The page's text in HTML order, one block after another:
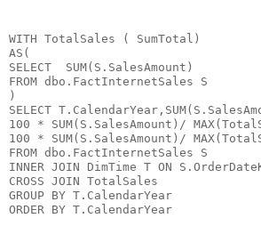
WITH TotalSales ( SumTotal)
AS(
SELECT  SUM(S.SalesAmount)
FROM dbo.FactInternetSales S
)
SELECT
100 * SUM(S.SalesAmount)/
100 * SUM(S.SalesAmount)/
FROM dbo.FactInternetSales S
INNER JOIN DimTime T ON
CROSS JOIN TotalSales
GROUP BY T.CalendarYear